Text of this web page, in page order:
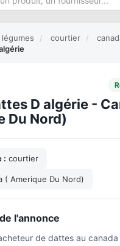
courtier
D algérie -
Du Nord)
: courtier
( Amerique Du Nord)
l'annonce
de dattes au